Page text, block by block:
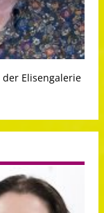
Elisengalerie